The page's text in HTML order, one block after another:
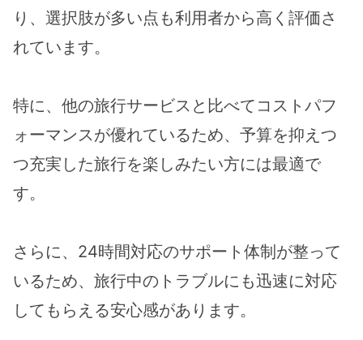
り、選択肢が多い点も利用者から高く評価さ
れています。
特に、他の旅行サービスと比べてコストパフ
ォーマンスが優れているため、予算を抑えつ
つ充実した旅行を楽しみたい方には最適で
す。
さらに、24時間対応のサポート体制が整って
いるため、旅行中のトラブルにも迅速に対応
してもらえる安心感があります。